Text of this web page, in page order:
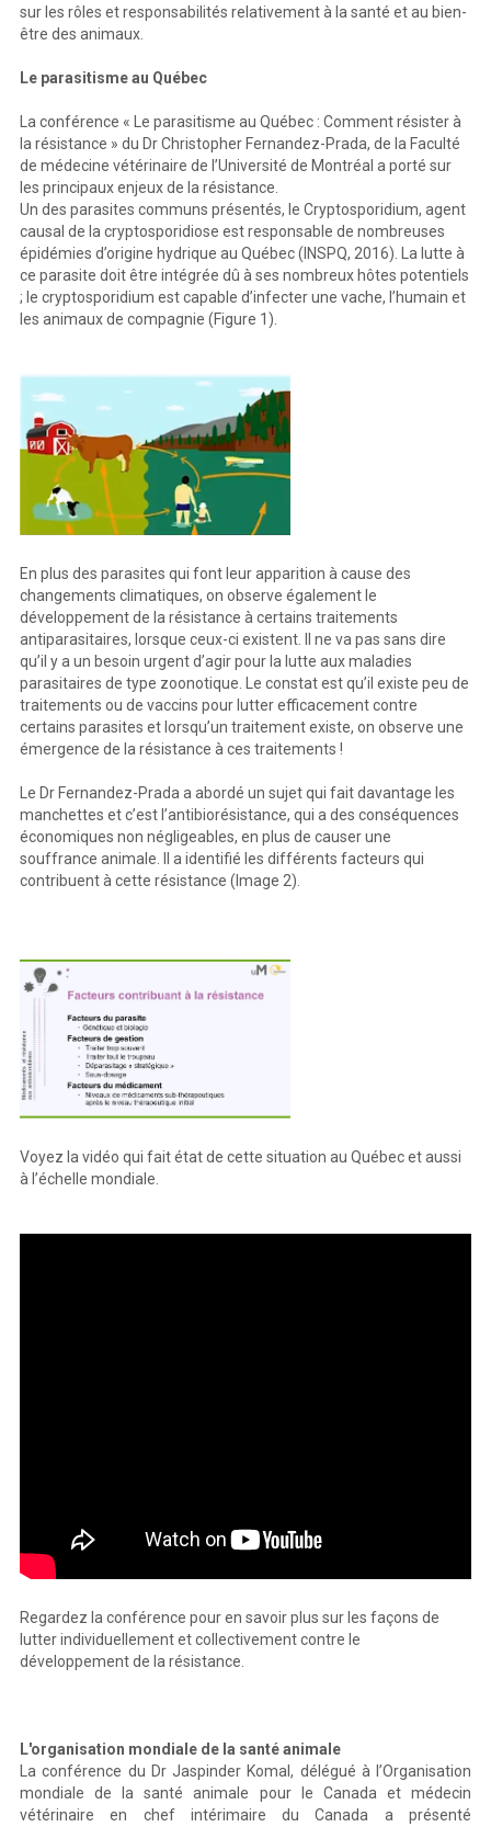
sur les rôles et responsabilités relativement à la santé et au bien-
être des animaux.
Le parasitisme au Québec
La conférence « Le parasitisme au Québec : Comment résister à
la résistance » du Dr Christopher Fernandez-Prada, de la Faculté
de médecine vétérinaire de l’Université de Montréal a porté sur
les principaux enjeux de la résistance.
Un des parasites communs présentés, le Cryptosporidium, agent
causal de la cryptosporidiose est responsable de nombreuses
épidémies d’origine hydrique au Québec (INSPQ, 2016). La lutte à
ce parasite doit être intégrée dû à ses nombreux hôtes potentiels
; le cryptosporidium est capable d’infecter une vache, l’humain et
les animaux de compagnie (Figure 1).
En plus des parasites qui font leur apparition à cause des
changements climatiques, on observe également le
développement de la résistance à certains traitements
antiparasitaires, lorsque ceux-ci existent. Il ne va pas sans dire
qu’il y a un besoin urgent d’agir pour la lutte aux maladies
parasitaires de type zoonotique. Le constat est qu’il existe peu de
traitements ou de vaccins pour lutter efficacement contre
certains parasites et lorsqu’un traitement existe, on observe une
émergence de la résistance à ces traitements !
Le Dr Fernandez-Prada a abordé un sujet qui fait davantage les
manchettes et c’est l’antibiorésistance, qui a des conséquences
économiques non négligeables, en plus de causer une
souffrance animale. Il a identifié les différents facteurs qui
contribuent à cette résistance (Image 2).
Voyez la vidéo qui fait état de cette situation au Québec et aussi
à l’échelle mondiale.
Regardez la conférence pour en savoir plus sur les façons de
lutter individuellement et collectivement contre le
développement de la résistance.
L'organisation mondiale de la santé animale
La conférence du Dr Jaspinder Komal, délégué à l’Organisation
mondiale de la santé animale pour le Canada et médecin
vétérinaire en chef intérimaire du Canada a présenté